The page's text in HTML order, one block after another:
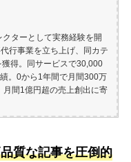
ターとして実務経験を開
行事業を立ち上げ、同カテ
得。同サービスで30,000
。0から1年間で月間300万
月間1億円超の売上創出に寄
質な記事を圧倒的